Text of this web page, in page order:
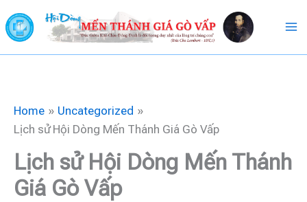
to
content
Home
Uncategorized
Lịch sử Hội Dòng Mến Thánh Giá Gò Vấp
Lịch sử Hội Dòng Mến Thánh
Giá Gò Vấp